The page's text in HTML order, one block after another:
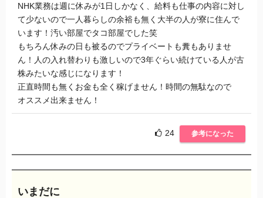
NHK業務は週に休みが1日しかなく、給料も仕事の内容に対し
て少ないので一人暮らしの余裕も無く大半の人が寮に住んで
います！汚い部屋でタコ部屋でした笑
もちろん休みの日も被るのでプライベートも糞もありませ
ん！人の入れ替わりも激しいので3年ぐらい続けている人が古
株みたいな感じになります！
正直時間も無くお金も全く稼げません！時間の無駄なので
オススメ出来ません！
24 参考になった
いまだに